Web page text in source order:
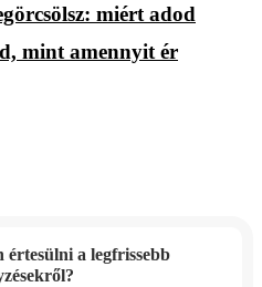
miért adod
mint amennyit ér
értesülni a legfrissebb